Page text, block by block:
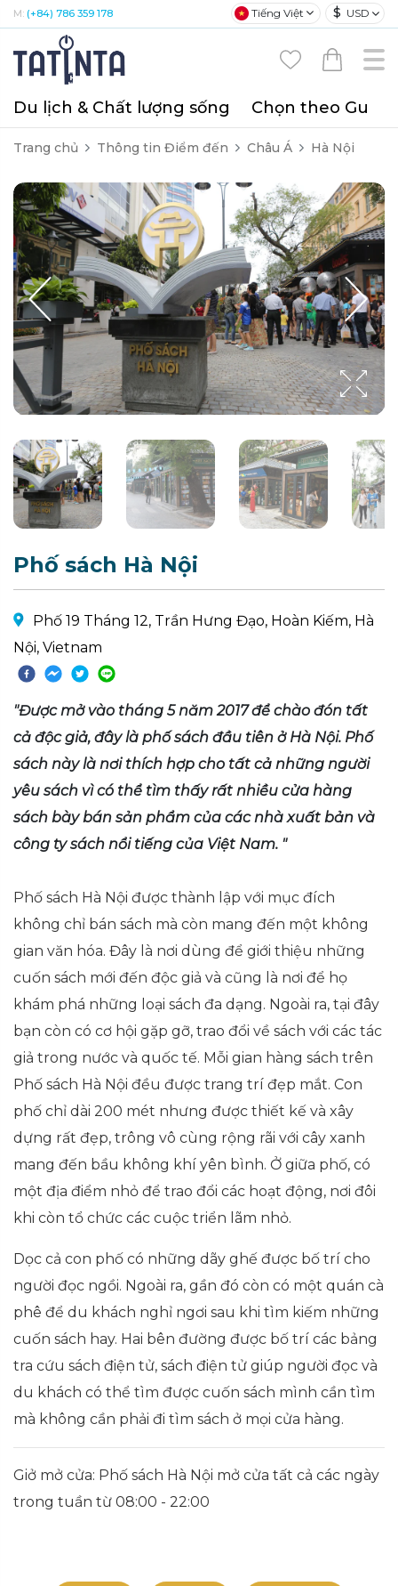
M: (+84) 786 359 178 Tiếng Việt $ USD
Du lịch & Chất lượng sống Chọn theo Gu
Trang chủ Thông tin Điểm đến Châu Á Hà Nội
Phố sách Hà Nội
Phố 19 Tháng 12, Trần Hưng Đạo, Hoàn Kiếm, Hà
Nội, Vietnam
"Được mở vào tháng 5 năm 2017 để chào đón tất
cả độc giả, đây là phố sách đầu tiên ở Hà Nội. Phố
sách này là nơi thích hợp cho tất cả những người
yêu sách vì có thể tìm thấy rất nhiều cửa hàng
sách bày bán sản phẩm của các nhà xuất bản và
công ty sách nổi tiếng của Việt Nam. "
Phố sách Hà Nội được thành lập với mục đích
không chỉ bán sách mà còn mang đến một không
gian văn hóa. Đây là nơi dùng để giới thiệu những
cuốn sách mới đến độc giả và cũng là nơi để họ
khám phá những loại sách đa dạng. Ngoài ra, tại đây
bạn còn có cơ hội gặp gỡ, trao đổi về sách với các tác
giả trong nước và quốc tế. Mỗi gian hàng sách trên
Phố sách Hà Nội đều được trang trí đẹp mắt. Con
phố chỉ dài 200 mét nhưng được thiết kế và xây
dựng rất đẹp, trông vô cùng rộng rãi với cây xanh
mang đến bầu không khí yên bình. Ở giữa phố, có
một địa điểm nhỏ để trao đổi các hoạt động, nơi đôi
khi còn tổ chức các cuộc triển lãm nhỏ.
Dọc cả con phố có những dãy ghế được bố trí cho
người đọc ngồi. Ngoài ra, gần đó còn có một quán cà
phê để du khách nghỉ ngơi sau khi tìm kiếm những
cuốn sách hay. Hai bên đường được bố trí các bảng
tra cứu sách điện tử, sách điện tử giúp người đọc và
du khách có thể tìm được cuốn sách mình cần tìm
mà không cần phải đi tìm sách ở mọi cửa hàng.
Giở mở cửa: Phố sách Hà Nội mở cửa tất cả các ngày
trong tuần từ 08:00 - 22:00